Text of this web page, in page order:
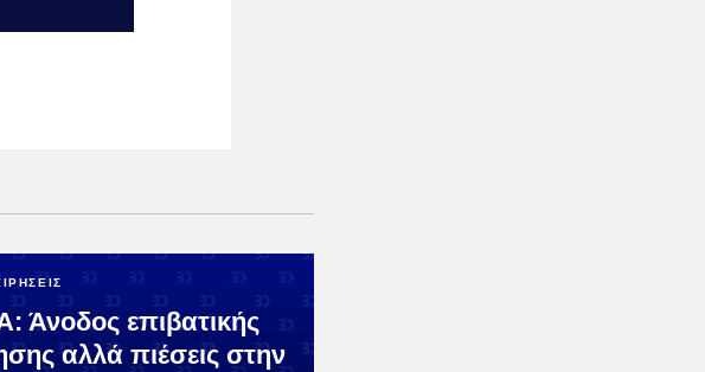
Άνοδος επιβατικής
αλλά πιέσεις στην